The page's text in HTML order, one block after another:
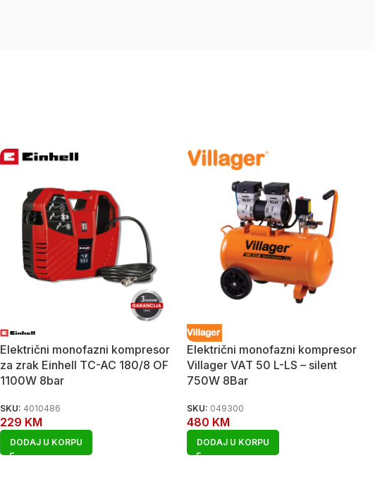
Električni monofazni kompresor
za zrak Einhell TC-AC 180/8 OF
1100W 8bar
SKU: 4010486
229 KM
DODAJ U KORPU
Električni monofazni kompresor
Villager VAT 50 L-LS – silent
750W 8Bar
SKU: 049300
480 KM
DODAJ U KORPU